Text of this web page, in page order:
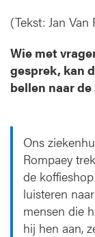
(Tekst: Jan Van
Wie met
gesprek, kan
bellen naar
Ons
Rompaey
de
luisteren
mensen die
hij hen aan,